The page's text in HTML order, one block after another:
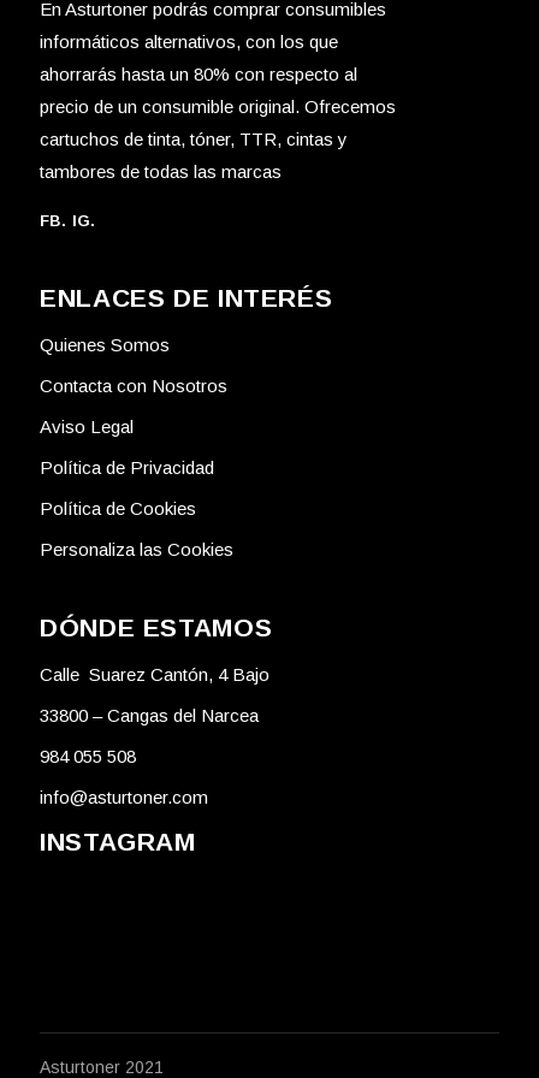
En Asturtoner podrás comprar consumibles
informáticos alternativos, con los que
ahorrarás hasta un 80% con respecto al
precio de un consumible original. Ofrecemos
cartuchos de tinta, tóner, TTR, cintas y
tambores de todas las marcas
FB. IG.
ENLACES DE INTERÉS
Quienes Somos
Contacta con Nosotros
Aviso Legal
Política de Privacidad
Política de Cookies
Personaliza las Cookies
DÓNDE ESTAMOS
Calle Suarez Cantón, 4 Bajo
33800 – Cangas del Narcea
984 055 508
info@asturtoner.com
INSTAGRAM
Asturtoner 2021